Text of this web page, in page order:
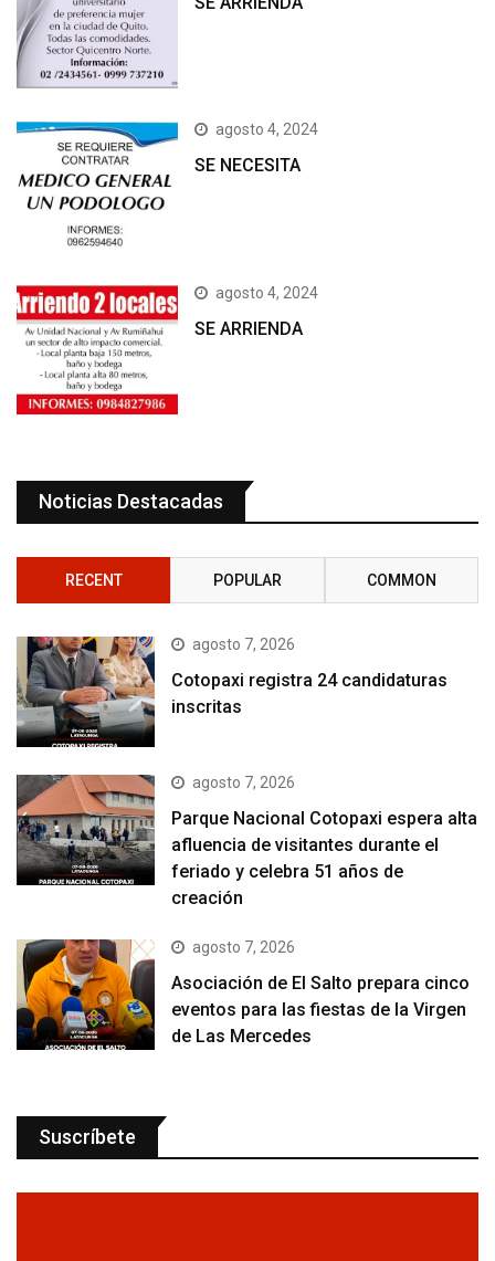
agosto 4, 2024
SE NECESITA
agosto 4, 2024
SE ARRIENDA
Noticias Destacadas
RECENT POPULAR COMMON
agosto 7, 2026
Cotopaxi registra 24 candidaturas
inscritas
agosto 7, 2026
Parque Nacional Cotopaxi espera alta
afluencia de visitantes durante el
feriado y celebra 51 años de
creación
agosto 7, 2026
Asociación de El Salto prepara cinco
eventos para las fiestas de la Virgen
de Las Mercedes
Suscríbete